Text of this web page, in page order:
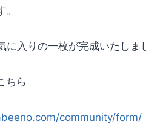
に入りの一枚が完成いたしま
ちら
community/form/